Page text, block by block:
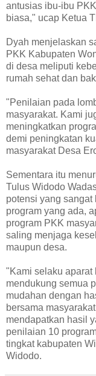
antusias ibu-ibu
biasa," ucap Ketua
Dyah menjelaskan
PKK Kabupaten
di desa meliputi
rumah sehat dan
"Penilaian pada
masyarakat. Kami
meningkatkan
demi peningkatan
masyarakat Desa
Sementara itu
Tulus Widodo
potensi yang
program yang ada,
program PKK
saling menjaga
maupun desa.
"Kami selaku
mendukung semua
mudahan dengan
bersama
mendapatkan hasil
penilaian 10
tingkat kabupaten
Widodo.